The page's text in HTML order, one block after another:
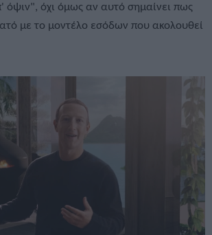
όψιν", όχι όμως αν αυτό σημαίνει πως
με το μοντέλο εσόδων που ακολουθεί